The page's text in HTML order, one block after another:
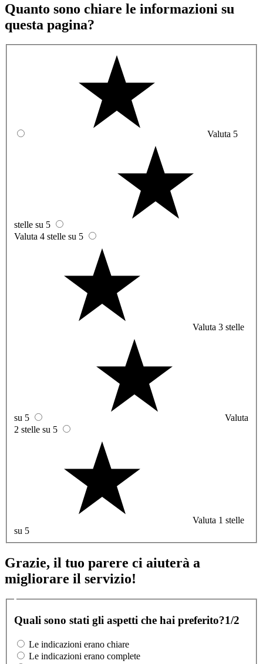
Quanto sono chiare le informazioni su
questa pagina?
Valuta 5
stelle su 5
Valuta 4 stelle su 5
Valuta 3 stelle
su 5
Valuta
2 stelle su 5
Valuta 1 stelle
su 5
Grazie, il tuo parere ci aiuterà a
migliorare il servizio!
Quali sono stati gli aspetti che hai preferito?1/2
Le indicazioni erano chiare
Le indicazioni erano complete